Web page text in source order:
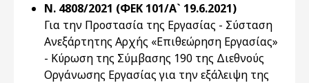
Ν. 4808/2021 (ΦΕΚ 101/Α` 19.6.2021)
Για την Προστασία της Εργασίας - Σύσταση
Ανεξάρτητης Αρχής «Επιθεώρηση Εργασίας»
- Κύρωση της Σύμβασης 190 της Διεθνούς
Οργάνωσης Εργασίας για την εξάλειψη της